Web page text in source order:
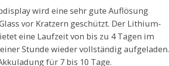
wird eine sehr gute Auflösung
vor Kratzern geschützt. Der Lithium-
eine Laufzeit von bis zu 4 Tagen im
Stunde wieder vollständig aufgeladen.
für 7 bis 10 Tage.